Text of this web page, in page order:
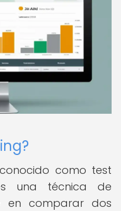
como test
una técnica de
en comparar dos